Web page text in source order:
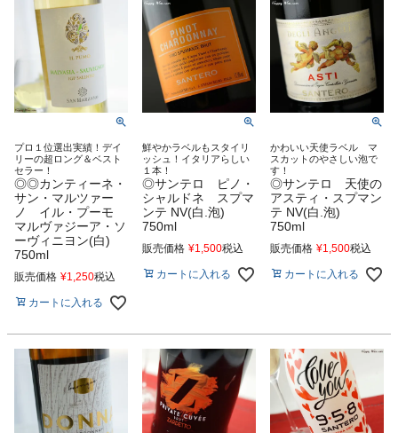
プロ１位選出実績！デイ
リーの超ロング＆ベスト
セラー！
◎◎カンティーネ・
サン・マルツァー
ノ イル・プーモ
マルヴァジーア・ソ
ーヴィニヨン(白)
750ml
販売価格 ¥1,250税込
カートに入れる
鮮やかラベルもスタイリ
ッシュ！イタリアらしい
１本！
◎サンテロ ピノ・
シャルドネ スプマ
ンテ NV(白.泡)
750ml
販売価格 ¥1,500税込
カートに入れる
かわいい天使ラベル マ
スカットのやさしい泡で
す！
◎サンテロ 天使の
アスティ・スプマン
テ NV(白.泡)
750ml
販売価格 ¥1,500税込
カートに入れる